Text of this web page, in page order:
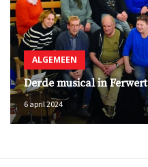
ALGEMEEN
Derde musical in Ferwert
6 april 2024